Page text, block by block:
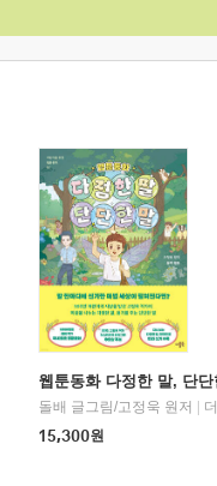
웹툰동화 다정한 말, 단단
돌배 글그림/고정욱 원저
15,300원